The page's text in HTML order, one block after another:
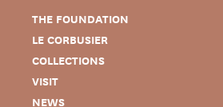
THE FOUNDATION
LE CORBUSIER
COLLECTIONS
VISIT
NEWS